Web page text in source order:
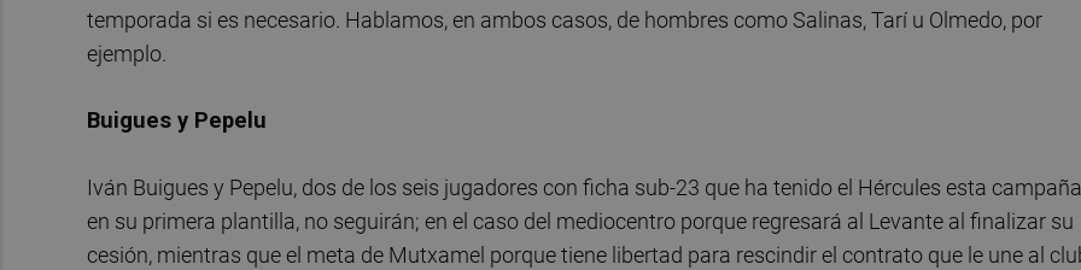
temporada si es necesario. Hablamos, en ambos casos, de hombres como Salinas, Tarí u Olmedo, por
ejemplo.
Buigues y Pepelu
Iván Buigues y Pepelu, dos de los seis jugadores con ficha sub-23 que ha tenido el Hércules esta campaña
en su primera plantilla, no seguirán; en el caso del mediocentro porque regresará al Levante al finalizar su
cesión, mientras que el meta de Mutxamel porque tiene libertad para rescindir el contrato que le une al